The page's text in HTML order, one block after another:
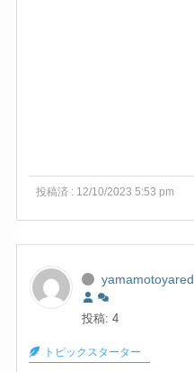
投稿済 : 12/10/2023 5:53 pm
yamamotoyared
投稿: 4
トピックスターター